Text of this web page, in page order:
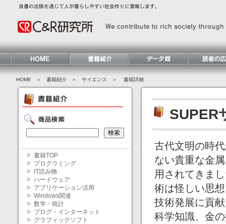
HOME ＞ 書籍紹介 ＞ サイエンス ＞ 書籍詳細
▶ 書籍TOP
▶ プログラミング
▶
IT読み物
▶ ハードウェア
▶ アプリケーション活用
▶ Windows関連
▶ 数学・統計
▶ ブログ・インターネット
▶ グラフィックソフト
SUPER
古代文明の時
ない貴重な金
用されてきま
術は怪しい思
技術発展に貢
科学知識、金